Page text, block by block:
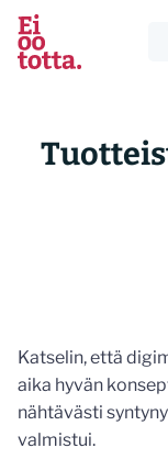
Siirry
sisältöön
Katselin, että
aika hyvän
nähtävästi
valmistui.